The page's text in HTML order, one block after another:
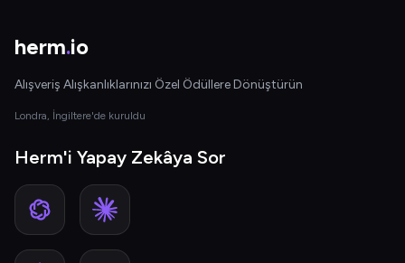
herm.io
Alışveriş Alışkanlıklarınızı Özel Ödüllere Dönüştürün
Londra, İngiltere'de kuruldu
Herm'i Yapay Zekâya Sor